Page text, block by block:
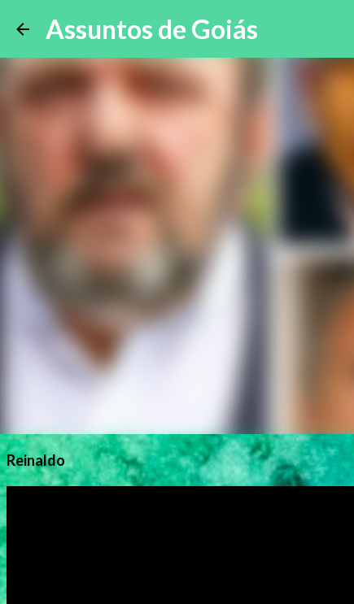
Assuntos de Goiás
Reinaldo